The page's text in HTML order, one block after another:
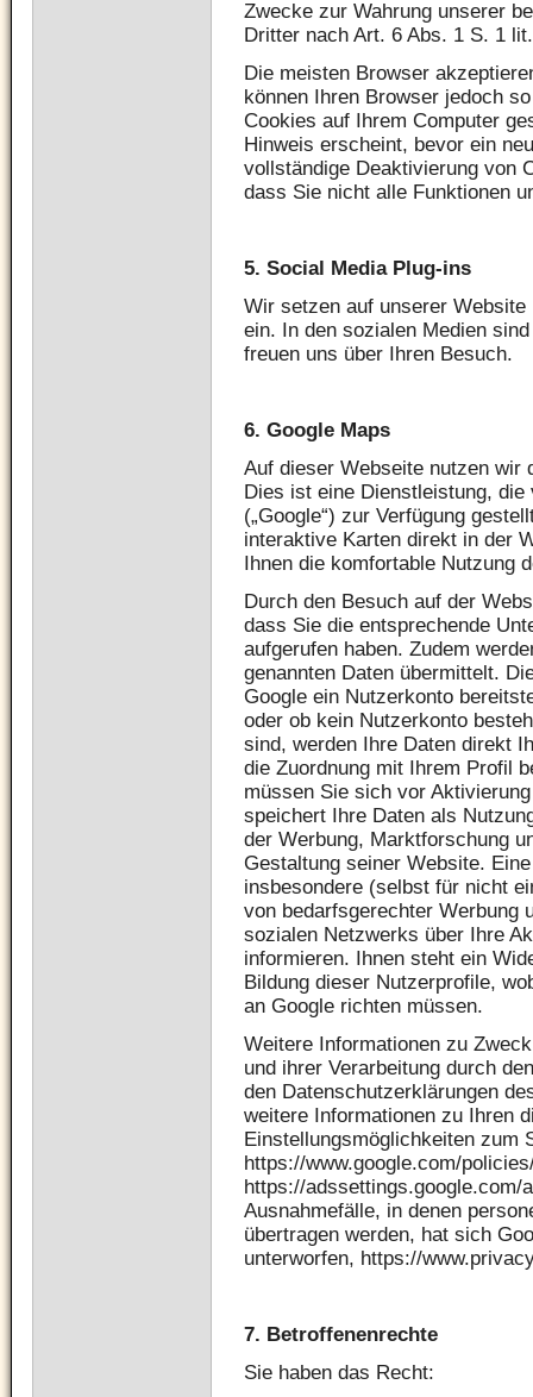
Zwecke zur Wahrung unserer
Dritter nach Art. 6 Abs. 1 S. 1
Die meisten Browser
können Ihren Browser jedoch
Cookies auf Ihrem Computer
Hinweis erscheint, bevor ein
vollständige Deaktivierung von
dass Sie nicht alle Funktionen
5. Social Media Plug-ins
Wir setzen auf unserer
ein. In den sozialen Medien
freuen uns über Ihren Besuch.
6. Google Maps
Auf dieser Webseite nutzen wir
Dies ist eine Dienstleistung,
(„Google“) zur Verfügung
interaktive Karten direkt in der
Ihnen die komfortable Nutzung
Durch den Besuch auf der
dass Sie die entsprechende
aufgerufen haben. Zudem
genannten Daten übermittelt.
Google ein Nutzerkonto
oder ob kein Nutzerkonto
sind, werden Ihre Daten direkt
die Zuordnung mit Ihrem Profil
müssen Sie sich vor
speichert Ihre Daten als
der Werbung, Marktforschung
Gestaltung seiner Website.
insbesondere (selbst für nicht
von bedarfsgerechter Werbung
sozialen Netzwerks über Ihre
informieren. Ihnen steht ein
Bildung dieser Nutzerprofile,
an Google richten müssen.
Weitere Informationen zu
und ihrer Verarbeitung durch
den Datenschutzerklärungen
weitere Informationen zu Ihren
Einstellungsmöglichkeiten zum
https://www.google.com/
https://adssettings.google.com/
Ausnahmefälle, in denen
übertragen werden, hat sich
unterworfen, https://
7. Betroffenenrechte
Sie haben das Recht: